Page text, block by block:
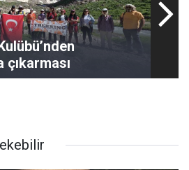
çıkarması